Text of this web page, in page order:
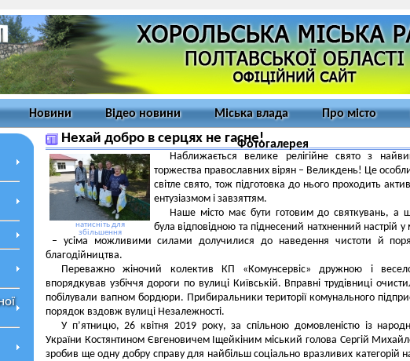
Новини Відео новини Міська влада Про місто
Фотогалерея
Нехай добро в серцях не гасне!
натисніть для
збільшення
Наближається велике релігійне свято з
торжества православних вірян – Великдень! Це
світле свято, тож підготовка до нього проходить
ентузіазмом і завзяттям.
Наше місто має бути готовим до святкувань, а
була відповідною та піднесений натхненний настрій у
– усіма можливими силами долучилися до наведення чистоти й
благодійництва.
Переважно жіночий колектив КП «Комунсервіс» дружною і
впорядкував узбіччя дороги по вулиці Київській. Вправні трудівниці
побілували вапном бордюри. Прибиральники території комунального
порядок вздовж вулиці Незалежності.
У п’ятницю, 26 квітня 2019 року, за спільною домовленістю із
України Костянтином Євгеновичем Іщейкіним міський голова Сергій
зробив ще одну добру справу для найбільш соціально вразливих категорій